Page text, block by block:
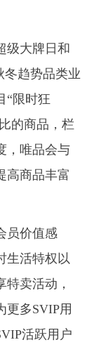
级大牌日和
冬趋势品类业
“限时狂
的商品，栏
，唯品会与
高商品丰富
员价值感
生活特权以
卖活动，
更多SVIP用
活跃用户